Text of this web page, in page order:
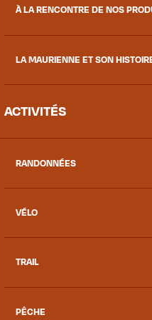
À LA RENCONTRE DE NOS
LA MAURIENNE ET SON
ACTIVITÉS
RANDONNÉES
VÉLO
TRAIL
PÊCHE
des locaux
d'explorer la vallée.